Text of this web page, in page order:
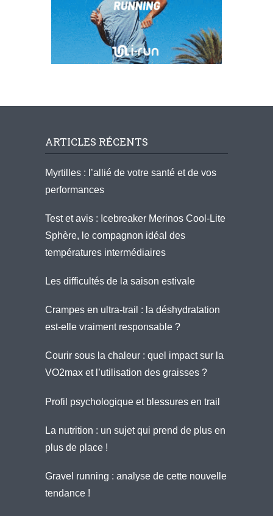
ARTICLES RÉCENTS
Myrtilles : l’allié de votre santé et de vos
performances
Test et avis : Icebreaker Merinos Cool-Lite
Sphère, le compagnon idéal des
températures intermédiaires
Les difficultés de la saison estivale
Crampes en ultra-trail : la déshydratation
est-elle vraiment responsable ?
Courir sous la chaleur : quel impact sur la
VO2max et l’utilisation des graisses ?
Profil psychologique et blessures en trail
La nutrition : un sujet qui prend de plus en
plus de place !
Gravel running : analyse de cette nouvelle
tendance !